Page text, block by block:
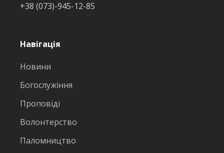
+38 (073)-945-12-85
Навігація
Новини
Богослужіння
Проповіді
Волонтерство
Паломництво